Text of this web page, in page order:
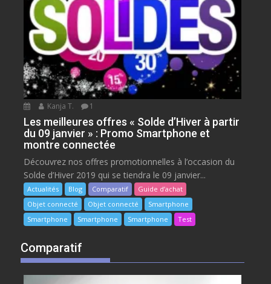
Kanja T. 1
Les meilleures offres « Solde d’Hiver à partir
du 09 janvier » : Promo Smartphone et
montre connectée
Découvrez nos offres promotionnelles à l’occasion du
Solde d’Hiver 2019 qui se tiendra le 09 janvier...
Actualités Blog Comparatif
Guide d’achat
Objet connecté
Objet connecté
Smartphone
Smartphone
Smartphone Smartphone Test
Comparatif